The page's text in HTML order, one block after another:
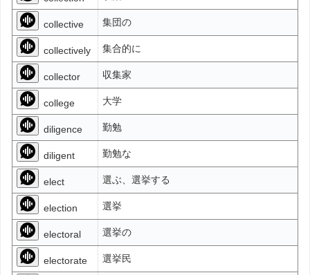
collective 集団の
collectively 集合的に
collector 収集家
college 大学
diligence 勤勉
diligent 勤勉な
elect 選ぶ、選挙する
election 選挙
electoral 選挙の
electorate 選挙民